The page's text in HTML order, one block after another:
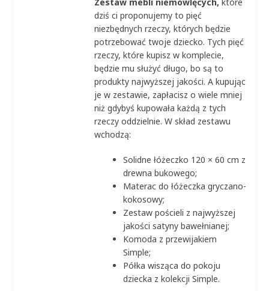
dziś ci proponujemy to pięć
niezbędnych rzeczy, których będzie
potrzebować twoje dziecko. Tych pięć
rzeczy, które kupisz w komplecie,
będzie mu służyć długo, bo są to
produkty najwyższej jakości. A kupując
je w zestawie, zapłacisz o wiele mniej
niż gdybyś kupowała każdą z tych
rzeczy oddzielnie. W skład zestawu
wchodzą:
Solidne łóżeczko 120 × 60 cm z
drewna bukowego;
Materac do łóżeczka gryczano-
kokosowy;
Zestaw pościeli z najwyższej
jakości satyny bawełnianej;
Komoda z przewijakiem
Simple;
Półka wisząca do pokoju
dziecka z kolekcji Simple.